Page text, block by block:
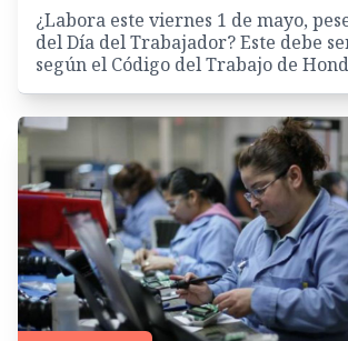
¿Labora este viernes 1 de mayo,
del Día del Trabajador? Este debe
según el Código del Trabajo de